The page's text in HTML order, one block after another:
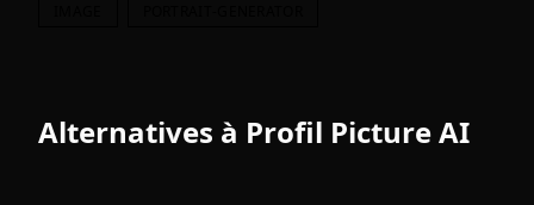
Alternatives à Profil Picture AI